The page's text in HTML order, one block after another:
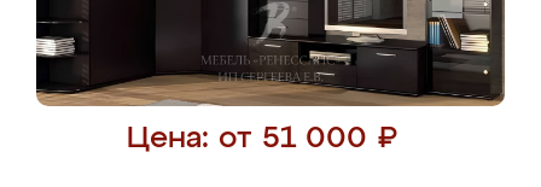
Цена: от 51 000 ₽